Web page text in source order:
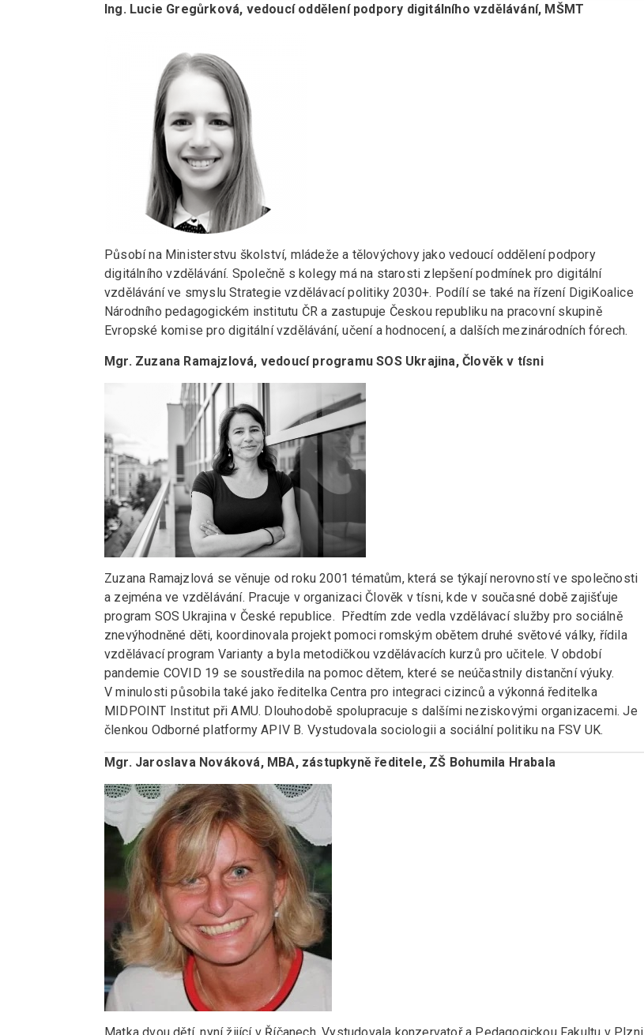
Ing. Lucie Gregůrková, vedoucí oddělení podpory digitálního vzdělávání, MŠMT
Působí na Ministerstvu školství, mládeže a tělovýchovy jako vedoucí oddělení podpory
digitálního vzdělávání. Společně s kolegy má na starosti zlepšení podmínek pro digitální
vzdělávání ve smyslu Strategie vzdělávací politiky 2030+. Podílí se také na řízení DigiKoalice
Národního pedagogickém institutu ČR a zastupuje Českou republiku na pracovní skupině
Evropské komise pro digitální vzdělávání, učení a hodnocení, a dalších mezinárodních fórech.
Mgr. Zuzana Ramajzlová, vedoucí programu SOS Ukrajina, Člověk v tísni
Zuzana Ramajzlová se věnuje od roku 2001 tématům, která se týkají nerovností ve společnosti
a zejména ve vzdělávání. Pracuje v organizaci Člověk v tísni, kde v současné době zajišťuje
program SOS Ukrajina v České republice. Předtím zde vedla vzdělávací služby pro sociálně
znevýhodněné děti, koordinovala projekt pomoci romským obětem druhé světové války, řídila
vzdělávací program Varianty a byla metodičkou vzdělávacích kurzů pro učitele. V období
pandemie COVID 19 se soustředila na pomoc dětem, které se neúčastnily distanční výuky.
V minulosti působila také jako ředitelka Centra pro integraci cizinců a výkonná ředitelka
MIDPOINT Institut při AMU. Dlouhodobě spolupracuje s dalšími neziskovými organizacemi. Je
členkou Odborné platformy APIV B. Vystudovala sociologii a sociální politiku na FSV UK.
Mgr. Jaroslava Nováková, MBA, zástupkyně ředitele, ZŠ Bohumila Hrabala